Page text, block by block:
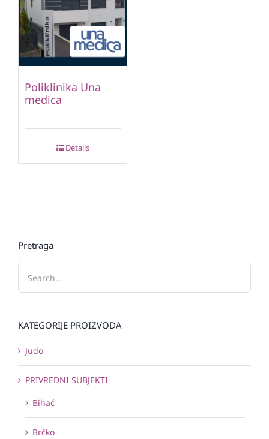
Poliklinika Una
medica
Details
Pretraga
KATEGORIJE PROIZVODA
Judo
PRIVREDNI SUBJEKTI
Bihać
Brčko